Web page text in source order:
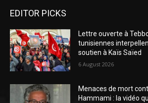
EDITOR PICKS
Lettre ouverte à
tunisiennes
soutien à Kaïs Saïed
6 August 2026
Menaces de mort
Hammami : la vidéo